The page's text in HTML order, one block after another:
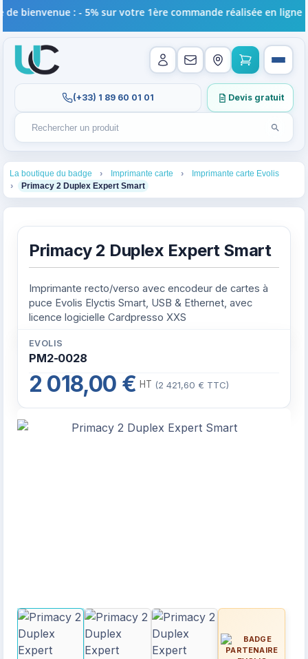
Rechercher un produit
Recherches récentes au focus. Tapez au moins 2
Lancer
(+33) 1 89 60 01 01 Devis gratuit
: - 5% sur votre 1ère commande réalisée en ligne !
La boutique du badge Imprimante carte Imprimante carte Evolis
Primacy 2 Duplex Expert Smart 4
Primacy 2 Duplex Expert Smart
Imprimante recto/verso avec encodeur de cartes à
puce Evolis Elyctis Smart, USB & Ethernet, avec
licence logicielle Cardpresso XXS
EVOLIS
PM2-0028
2 018,00 € HT (2 421,60 € TTC)